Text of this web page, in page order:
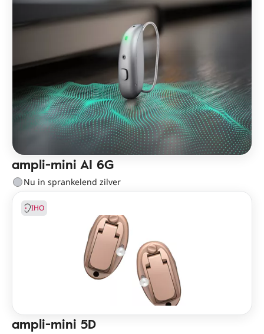
ampli-mini AI 6G
Nu in sprankelend zilver
IHO
ampli-mini 5D